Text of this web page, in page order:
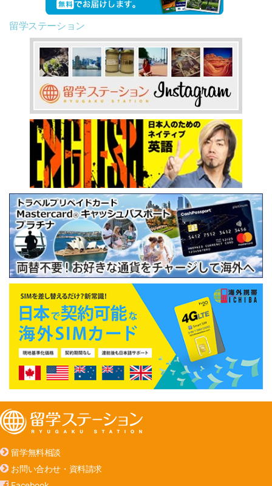
留学ステーション
留学無料相談
お問い合わせ・資料請求